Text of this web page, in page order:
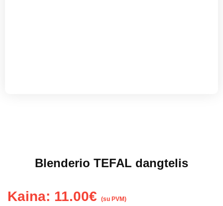
Blenderio TEFAL dangtelis
Kaina: 11.00€ (su PVM)